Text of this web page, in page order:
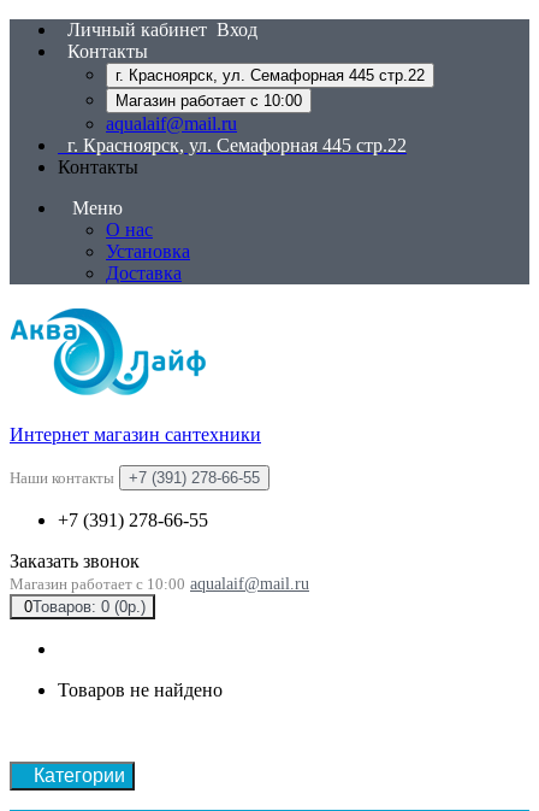
Личный кабинет Вход
Контакты
г. Красноярск, ул. Семафорная 445 стр.22
Магазин работает с 10:00
aqualaif@mail.ru
г. Красноярск, ул. Семафорная 445 стр.22
Контакты
Меню
О нас
Установка
Доставка
Интернет магазин сантехники
Наши контакты +7 (391) 278-66-55
+7 (391) 278-66-55
Заказать звонок
Магазин работает с 10:00 aqualaif@mail.ru
0Товаров: 0 (0р.)
Товаров не найдено
Категории